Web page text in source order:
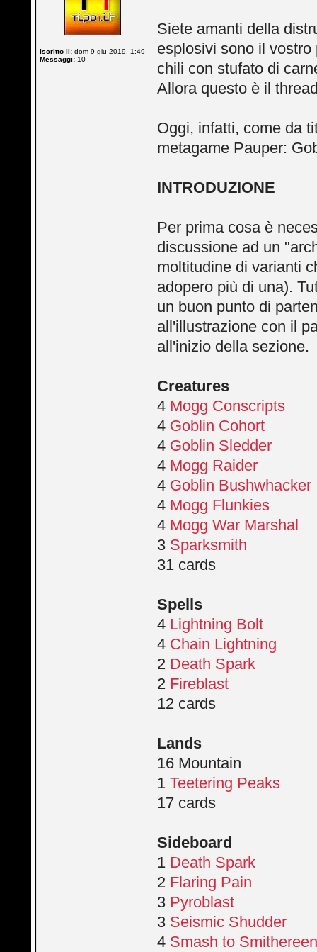
Iscritto il: dom 9 giu 2019, 1:49
Messaggi: 10
Siete amanti della
esplosivi sono il
chili con stufato di
Allora questo è il
Oggi, infatti, come da
metagame Pauper:
INTRODUZIONE
Per prima cosa è
discussione ad un
moltitudine di varianti
adopero più di una).
un buon punto di
all'illustrazione con il
all'inizio della sezione.
Creatures
4 Mogg Conscripts
4 Goblin Cohort
4 Goblin Sledder
4 Mogg Raider
4 Goblin Bushwhacker
4 Mogg Flunkies
4 Mogg War Marshal
3 Sparksmith
31 cards
Spells
4 Lightning Bolt
4 Chain Lightning
2 Death Spark
2 Fireblast
12 cards
Lands
16 Mountain
1Teetering Peaks
17 cards
Sideboard
1 Death Spark
2 Flaring Pain
3 Pyroblast
3 Seismic Shudder
4 Smash to